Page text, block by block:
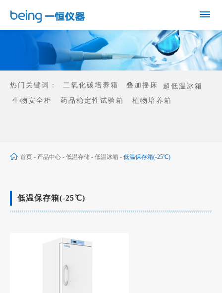
热门关键词： 二氧化碳培养箱 叠加摇床
超低温冰箱
生物安全柜
药品稳定性试验箱 植物培养箱
首页 - 产品中心 - 低温存储 - 低温冰箱 - 低温保存箱(-25℃)
低温保存箱(-25℃)